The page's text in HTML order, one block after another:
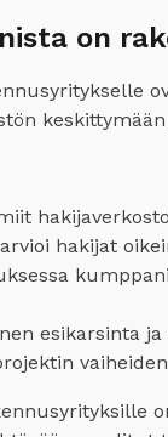
on
hakijat
esikarsinta ja